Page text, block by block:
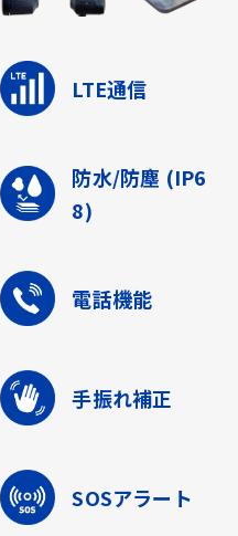
LTE通信
防水/防塵 (IP6
8)
電話機能
手振れ補正
SOSアラート